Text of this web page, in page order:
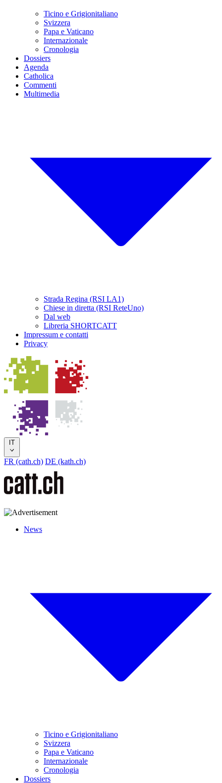
Ticino e Grigionitaliano
Svizzera
Papa e Vaticano
Internazionale
Cronologia
Dossiers
Agenda
Catholica
Commenti
Multimedia
Strada Regina (RSI LA1)
Chiese in diretta (RSI ReteUno)
Dal web
Libreria SHORTCATT
Impressum e contatti
Privacy
IT
FR (cath.ch) DE (kath.ch)
News
Ticino e Grigionitaliano
Svizzera
Papa e Vaticano
Internazionale
Cronologia
Dossiers